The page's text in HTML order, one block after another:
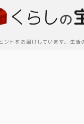
ントをお届けしています。生